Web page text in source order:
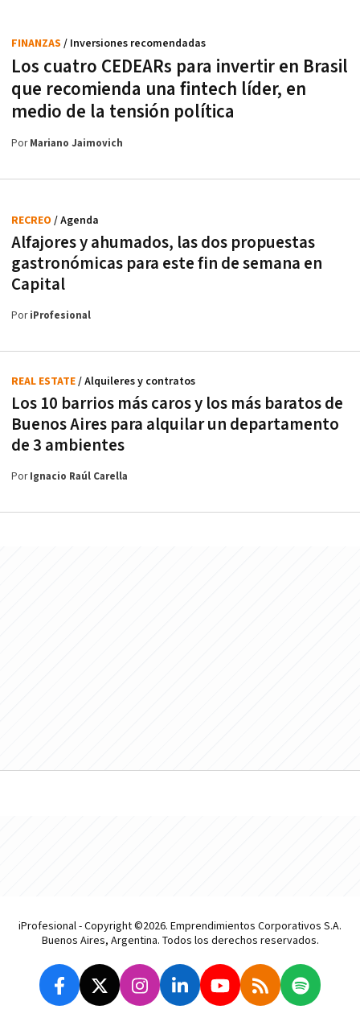
Los cuatro CEDEARs para invertir en Brasil
que recomienda una fintech líder, en
medio de la tensión política
FINANZAS / Inversiones recomendadas
PorMariano Jaimovich
Alfajores y ahumados, las dos propuestas
gastronómicas para este fin de semana en
Capital
RECREO / Agenda
PoriProfesional
Los 10 barrios más caros y los más baratos de
Buenos Aires para alquilar un departamento
de 3 ambientes
REAL ESTATE/ Alquileres y contratos
PorIgnacio Raúl Carella
iProfesional - Copyright ©2026. Emprendimientos Corporativos S.A.
Buenos Aires, Argentina. Todos los derechos reservados.